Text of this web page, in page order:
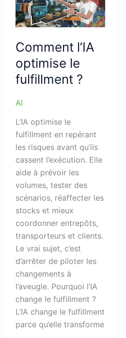
Comment l’IA
optimise le
fulfillment ?
AI
L’IA optimise le
fulfillment en repérant
les risques avant qu’ils
cassent l’exécution. Elle
aide à prévoir les
volumes, tester des
scénarios, réaffecter les
stocks et mieux
coordonner entrepôts,
transporteurs et clients.
Le vrai sujet, c’est
d’arrêter de piloter les
changements à
l’aveugle. Pourquoi l’IA
change le fulfillment ?
L’IA change le fulfillment
parce qu’elle transforme